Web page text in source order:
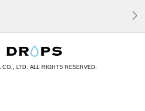
LTD. ALL RIGHTS RESERVED.